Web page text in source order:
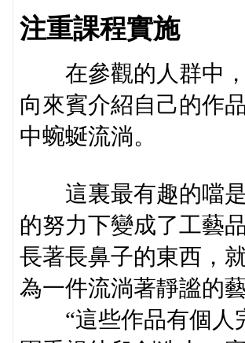
注重課程實施
在參觀的人群中，
向來賓介紹自己的作
中蜿蜒流淌。
這裏最有趣的噹是“
的努力下變成了工藝
長著長鼻子的東西，
為一件流淌著靜謐的藝
“這些作品有個人完